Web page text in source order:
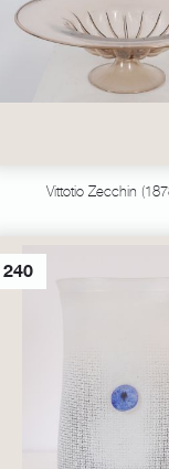
Vittotio Zecchin
240